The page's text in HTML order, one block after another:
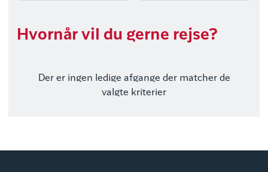
Hvornår vil du gerne rejse?
Der er ingen ledige afgange der matcher de
valgte kriterier